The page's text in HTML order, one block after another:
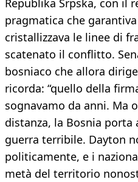
Republika Srpska, con il
pragmatica che
cristallizzava le linee di
scatenato il conflitto.
bosniaco che allora
ricorda: “quello della
sognavamo da anni. Ma
distanza, la Bosnia
guerra terribile. Dayton
politicamente, e i
metà del territorio